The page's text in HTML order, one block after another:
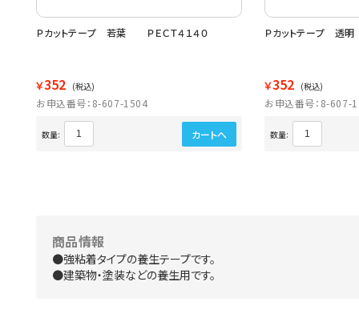
Ｐカットテープ 若葉 ＰＥＣＴ４１４０
￥352 (税込)
お申込番号：8-607-1504
数量: カートへ
Ｐカットテープ 透
￥352 (税込)
お申込番号：8-607-
数量:
商品情報
●強粘着タイプの養生テープです。
●建築物・塗装などの養生用です。